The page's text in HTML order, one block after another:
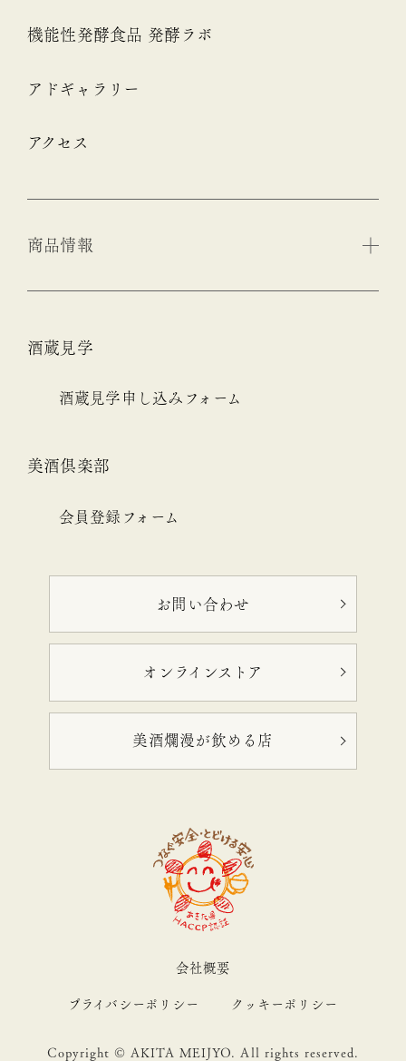
機能性発酵食品 発酵ラボ
アドギャラリー
アクセス
商品情報
酒蔵見学
酒蔵見学申し込みフォーム
美酒倶楽部
会員登録フォーム
お問い合わせ
オンラインストア
美酒爛漫が飲める店
会社概要
プライバシーポリシー クッキーポリシー
Copyright © AKITA MEIJYO. All rights reserved.